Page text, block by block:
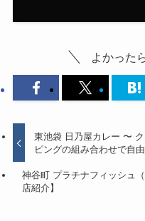
よかった
東池袋 日乃屋カレー 〜
ピングの組み合わせで自
神谷町 プラチナフィッシュ
店紹介】